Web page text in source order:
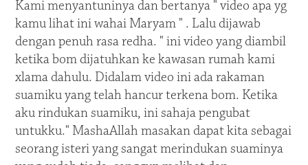
Kami menyantuninya dan bertanya " video apa yg
kamu lihat ini wahai Maryam " . Lalu dijawab
dengan penuh rasa redha. " ini video yang diambil
ketika bom dijatuhkan ke kawasan rumah kami
xlama dahulu. Didalam video ini ada rakaman
suamiku yang telah hancur terkena bom. Ketika
aku rindukan suamiku, ini sahaja pengubat
untukku." MashaAllah masakan dapat kita sebagai
seorang isteri yang sangat merindukan suaminya